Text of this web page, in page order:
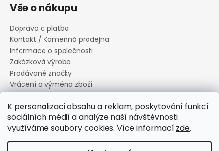
K personalizaci obsahu a reklam, poskytování funkcí
sociálních médií a analýze naší návštěvnosti
využíváme soubory cookies. Více informací zde.
Vše o nákupu
Doprava a platba
Kontakt / Kamenná prodejna
Informace o společnosti
Zakázková výroba
Prodávané značky
Vrácení a výměna zboží
Informace o souborech cookies
Reklamační řád
Obchodní podmínky